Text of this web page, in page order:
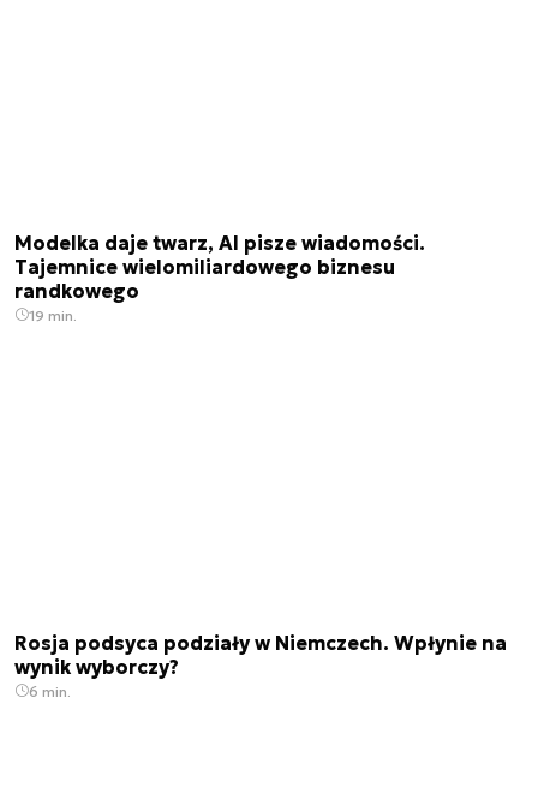
Modelka daje twarz, AI pisze wiadomości.
Tajemnice wielomiliardowego biznesu
randkowego
19 min.
Rosja podsyca podziały w Niemczech. Wpłynie na
wynik wyborczy?
6 min.